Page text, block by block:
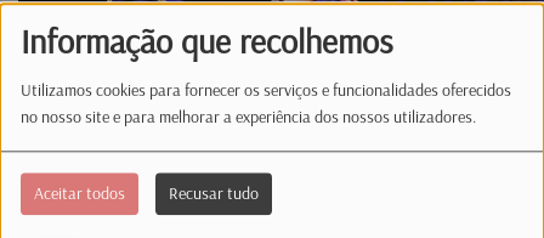
Informação que recolhemos
Utilizamos cookies para fornecer os serviços e funcionalidades oferecidos
no nosso site e para melhorar a experiência dos nossos utilizadores.
Aceitar todos Recusar tudo